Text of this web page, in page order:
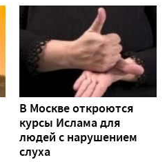
В Москве откроются
курсы Ислама для
людей с нарушением
слуха